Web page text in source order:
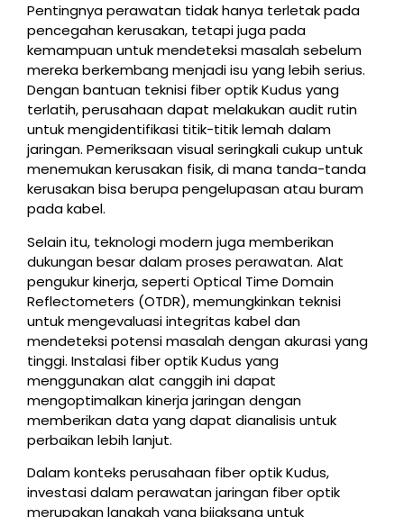
Pentingnya perawatan tidak hanya terletak pada
pencegahan kerusakan, tetapi juga pada
kemampuan untuk mendeteksi masalah sebelum
mereka berkembang menjadi isu yang lebih serius.
Dengan bantuan teknisi fiber optik Kudus yang
terlatih, perusahaan dapat melakukan audit rutin
untuk mengidentifikasi titik-titik lemah dalam
jaringan. Pemeriksaan visual seringkali cukup untuk
menemukan kerusakan fisik, di mana tanda-tanda
kerusakan bisa berupa pengelupasan atau buram
pada kabel.
Selain itu, teknologi modern juga memberikan
dukungan besar dalam proses perawatan. Alat
pengukur kinerja, seperti Optical Time Domain
Reflectometers (OTDR), memungkinkan teknisi
untuk mengevaluasi integritas kabel dan
mendeteksi potensi masalah dengan akurasi yang
tinggi. Instalasi fiber optik Kudus yang
menggunakan alat canggih ini dapat
mengoptimalkan kinerja jaringan dengan
memberikan data yang dapat dianalisis untuk
perbaikan lebih lanjut.
Dalam konteks perusahaan fiber optik Kudus,
investasi dalam perawatan jaringan fiber optik
merupakan langkah yang bijaksana untuk